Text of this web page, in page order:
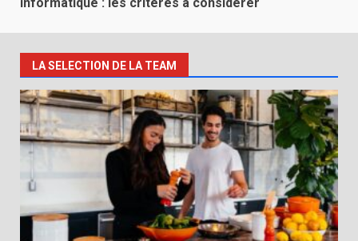
LA SELECTION DE LA TEAM